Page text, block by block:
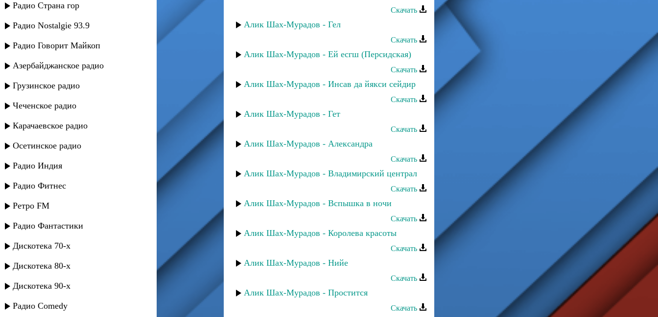
Радио Страна гор
Радио Nostalgie 93.9
Радио Говорит Майкоп
Азербайджанское радио
Грузинское радио
Чеченское радио
Карачаевское радио
Осетинское радио
Радио Индия
Радио Фитнес
Ретро FM
Радио Фантастики
Дискотека 70-х
Дискотека 80-х
Дискотека 90-х
Радио Comedy
Скачать
Алик Шах-Мурадов - Гел
Скачать
Алик Шах-Мурадов - Ей есгш (Персидская)
Скачать
Алик Шах-Мурадов - Инсав да йякси сейдир
Скачать
Алик Шах-Мурадов - Гет
Скачать
Алик Шах-Мурадов - Александра
Скачать
Алик Шах-Мурадов - Владимирский централ
Скачать
Алик Шах-Мурадов - Вспышка в ночи
Скачать
Алик Шах-Мурадов - Королева красоты
Скачать
Алик Шах-Мурадов - Нийе
Скачать
Алик Шах-Мурадов - Простится
Скачать